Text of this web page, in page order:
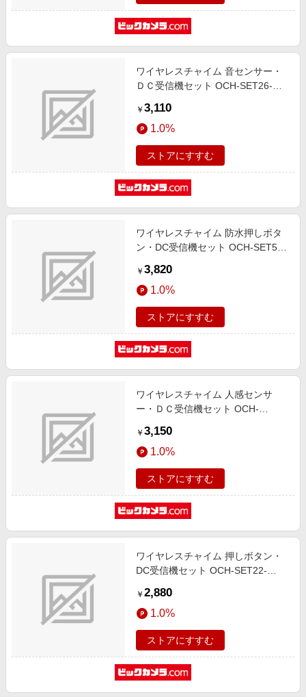
ワイヤレスチャイム 音センサー・
ＤＣ受信機セット OCH-SET26-
￥ 3,110
1.0%
ストアにすすむ
ワイヤレスチャイム 防水押しボタ
ン・DC受信機セット OCH-SET50-
￥ 3,820
1.0%
ストアにすすむ
ワイヤレスチャイム 人感センサ
ー・ＤＣ受信機セット OCH-
￥ 3,150
1.0%
ストアにすすむ
ワイヤレスチャイム 押しボタン・
DC受信機セット OCH-SET22-
￥ 2,880
1.0%
ストアにすすむ